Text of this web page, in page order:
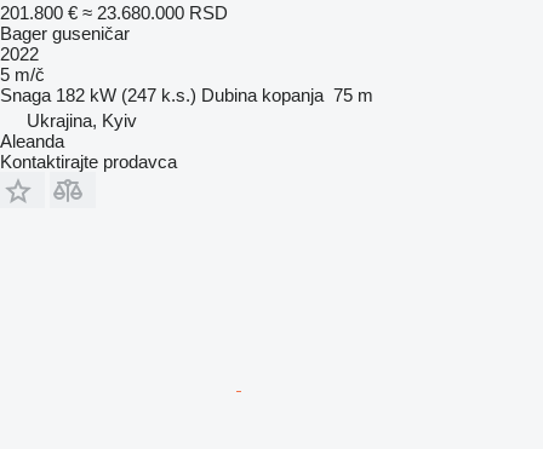
201.800 € ≈ 23.680.000 RSD
Bager guseničar
2022
5 m/č
Snaga 182 kW (247 k.s.) Dubina kopanja 75 m
Ukrajina, Kyiv
Aleanda
Kontaktirajte prodavca